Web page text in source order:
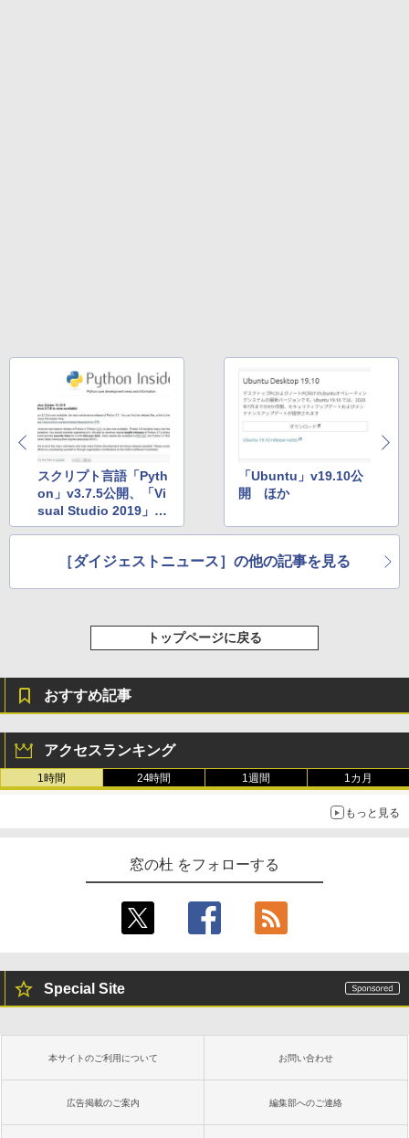
スクリプト言語「Pyth
on」v3.7.5公開、「Vi
sual Studio 2019」v1
6.4 Preview 2公開 ほ
「Ubuntu」v19.10公
開 ほか
［ダイジェストニュース］の他の記事を見る
トップページに戻る
おすすめ記事
アクセスランキング
1時間 24時間 1週間 1カ月
もっと見る
窓の杜 をフォローする
Special Site
本サイトのご利用について お問い合わせ
広告掲載のご案内 編集部へのご連絡